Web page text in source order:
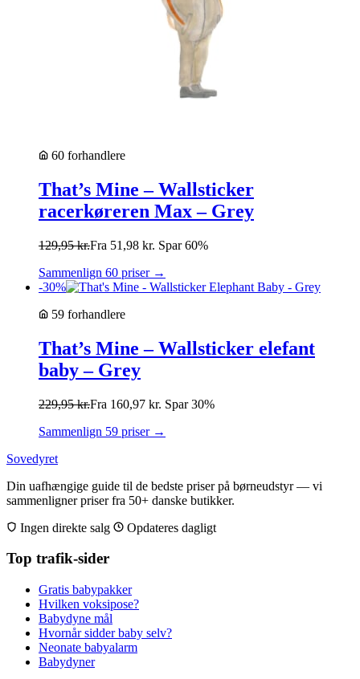
60 forhandlere
That’s Mine – Wallsticker
racerkøreren Max – Grey
129,95kr.Fra 51,98 kr. Spar 60%
Sammenlign 60 priser →
-30%
59 forhandlere
That’s Mine – Wallsticker elefant
baby – Grey
229,95kr.Fra 160,97 kr. Spar 30%
Sammenlign 59 priser →
Sovedyret
Din uafhængige guide til de bedste priser på børneudstyr — vi
sammenligner priser fra 50+ danske butikker.
Ingen direkte salg
Opdateres dagligt
Top trafik-sider
Gratis babypakker
Hvilken voksipose?
Babydyne mål
Hvornår sidder baby selv?
Neonate babyalarm
Babydyner